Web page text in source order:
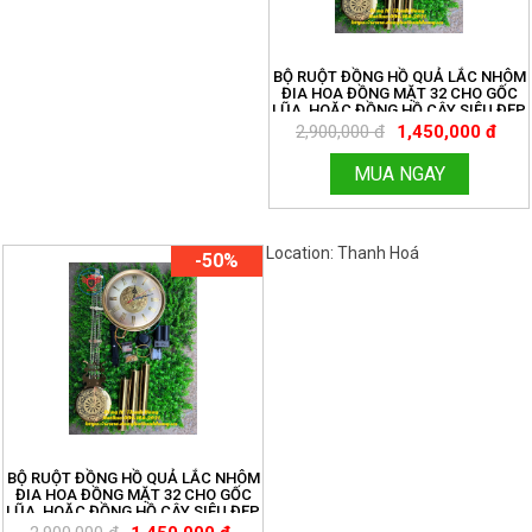
BỘ RUỘT ĐỒNG HỒ QUẢ LẮC NHÔM
ĐIA HOA ĐỒNG MẶT 32 CHO GỐC
LŨA, HOẶC ĐỒNG HỒ CÂY SIÊU ĐẸP
CHẤT. MIỄN SHIP TOÀN QUỐC.
ĐỒNG HỒ THANH HÙNG.
2,900,000 đ 1,450,000 đ
MUA NGAY
-50%
BỘ RUỘT ĐỒNG HỒ QUẢ LẮC NHÔM
ĐIA HOA ĐỒNG MẶT 32 CHO GỐC
LŨA, HOẶC ĐỒNG HỒ CÂY SIÊU ĐẸP
CHẤT. MIỄN SHIP TOÀN QUỐC.
Location: Thanh Hoá